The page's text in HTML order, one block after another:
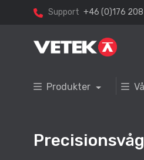
Support +46 (0)176
Produkter